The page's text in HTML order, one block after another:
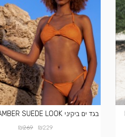
בגד ים ביקיני BEADS-AMBER SUEDE LOOK
₪229
₪269